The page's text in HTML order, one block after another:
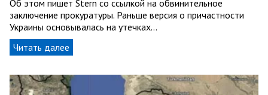
Об этом пишет Stern со ссылкой на обвинительное
заключение прокуратуры. Раньше версия о причастности
Украины основывалась на утечках…
Читать далее